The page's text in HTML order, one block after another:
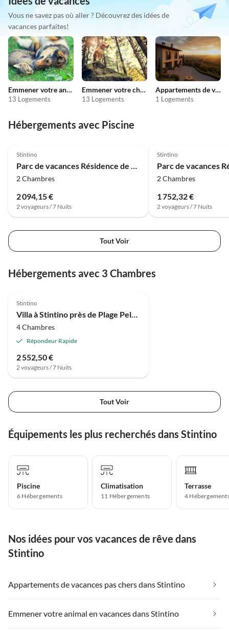
Vous ne savez pas où aller ? Découvrez des idées de
vacances parfaites!
Emmener votre animal en vacances
13 Logements
Emmener votre chien en vacances
13 Logements
Appartements de vacances pas chers
1 Logements
Hébergements avec Piscine
Stintino
Parc de vacances Résidence de vacances Sea Villas, Stintino
2 Chambres
2 094,15 €
2 voyageurs / 7 Nuits
Stintino
2 Chambres
1 752,32 €
2 voyageurs / 7 Nuits
Tout Voir
Hébergements avec 3 Chambres
Stintino
Villa à Stintino près de Plage Pelosa
4 Chambres
Répondeur Rapide
2 552,50 €
2 voyageurs / 7 Nuits
Tout Voir
Équipements les plus recherchés dans Stintino
Piscine
6 Hébergements
Climatisation
11 Hébergements
Terrasse
4
Nos idées pour vos vacances de rêve dans
Stintino
Appartements de vacances pas chers dans Stintino
Emmener votre animal en vacances dans Stintino